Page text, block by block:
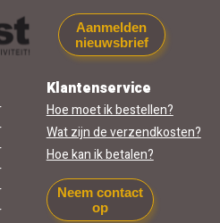
Aanmelden
nieuwsbrief
Klantenservice
Hoe moet ik bestellen?
Wat zijn de verzendkosten?
Hoe kan ik betalen?
Neem contact
op